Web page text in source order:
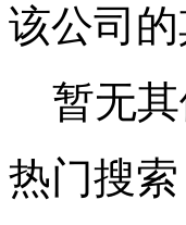
该公司
暂无
热门搜索